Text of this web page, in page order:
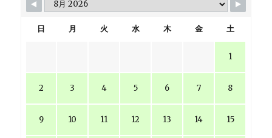
日 月 火 水 木 金 土
1
2 3 4 5 6 7 8
9 10 11 12 13 14 15